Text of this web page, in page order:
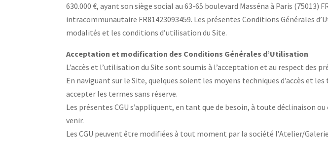
630.000 €, ayant son siège social au 63-65 boulevard Masséna à Paris (75013)
intracommunautaire FR81423093459. Les présentes Conditions Générales
modalités et les conditions d’utilisation du Site.
Acceptation et modification des Conditions Générales d’Utilisation
L’accès et l’utilisation du Site sont soumis à l’acceptation et au respect des
En naviguant sur le Site, quelques soient les moyens techniques d’accès et
accepter les termes sans réserve.
Les présentes CGU s’appliquent, en tant que de besoin, à toute déclinaison
venir.
Les CGU peuvent être modifiées à tout moment par la société l’Atelier/